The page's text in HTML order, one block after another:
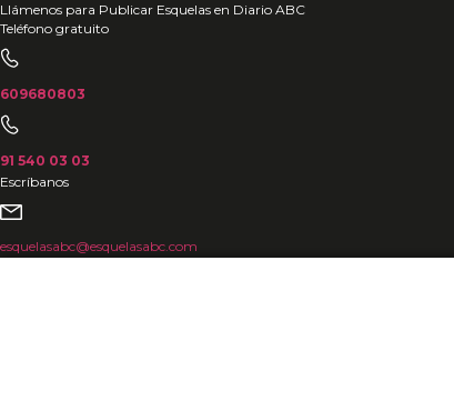
Ir
al
contenido
Llámenos para Publicar Esquelas en Diario ABC
Teléfono gratuito
609680803
91 540 03 03
Escríbanos
esquelasabc@esquelasabc.com